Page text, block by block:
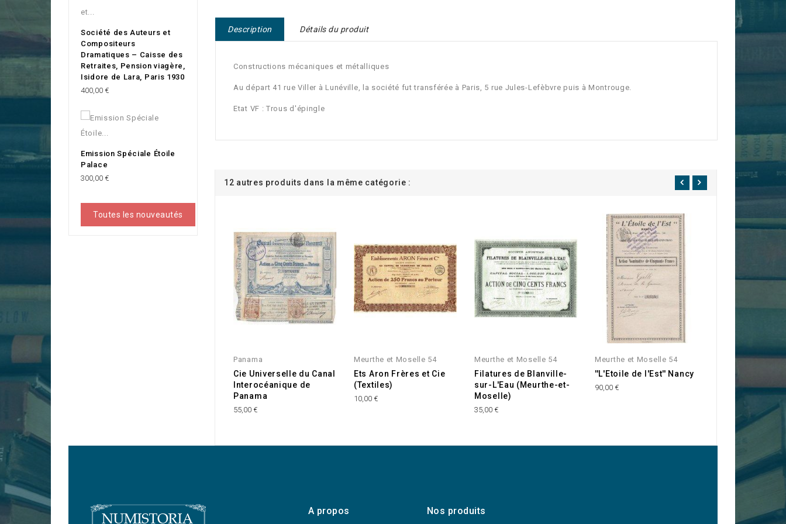
Société des Auteurs et
Compositeurs
Dramatiques – Caisse des
Retraites, Pension viagère,
Isidore de Lara, Paris 1930
Prix
400,00 €
Emission Spéciale Étoile
Palace
Prix
300,00 €
Toutes les nouveautés
Description Détails du produit
Constructions mécaniques et métalliques
Au départ 41 rue Viller à Lunéville, la société fut transférée à Paris, 5 rue Jules-Lefèbvre puis à Montrouge.
Etat VF : Trous d'épingle
12 autres produits dans la même catégorie :
Panama
Cie Universelle du Canal
Interocéanique de
Panama
55,00 €
Meurthe et Moselle 54
Ets Aron Frères et Cie
(Textiles)
10,00 €
Meurthe et Moselle 54
Filatures de Blanville-
sur-L'Eau (Meurthe-et-
Moselle)
35,00 €
Meurthe et Moselle 54
''L'Etoile de l'Est'' Nancy
90,00 €
Meurthe et
Blainville-sur-
A propos Nos produits